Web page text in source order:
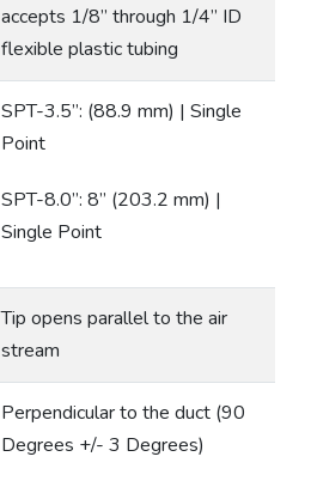
accepts 1/8” through 1/4” ID
flexible plastic tubing
SPT-3.5”: (88.9 mm) | Single
Point
SPT-8.0”: 8” (203.2 mm) |
Single Point
Tip opens parallel to the air
stream
Perpendicular to the duct (90
Degrees +/- 3 Degrees)